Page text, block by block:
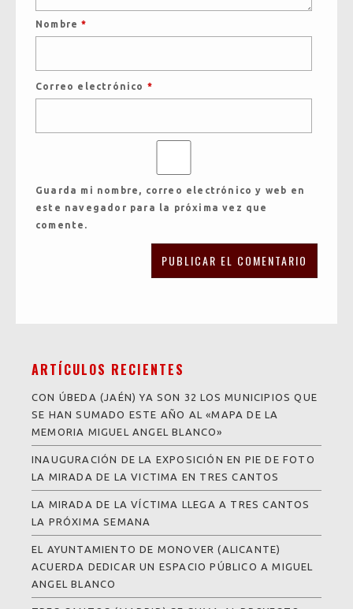
Nombre*
Correo electrónico *
Guarda mi nombre, correo electrónico y web en
este navegador para la próxima vez que
comente.
ARTÍCULOS RECIENTES
CON ÚBEDA (JAÉN) YA SON 32 LOS MUNICIPIOS QUE
SE HAN SUMADO ESTE AÑO AL «MAPA DE LA
MEMORIA MIGUEL ANGEL BLANCO»
INAUGURACIÓN DE LA EXPOSICIÓN EN PIE DE FOTO
LA MIRADA DE LA VICTIMA EN TRES CANTOS
LA MIRADA DE LA VÍCTIMA LLEGA A TRES CANTOS
LA PRÓXIMA SEMANA
EL AYUNTAMIENTO DE MONOVER (ALICANTE)
ACUERDA DEDICAR UN ESPACIO PÚBLICO A MIGUEL
ANGEL BLANCO